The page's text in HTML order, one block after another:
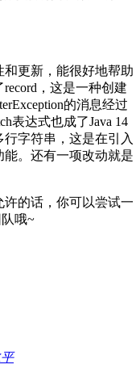
和更新，能很好地帮助
，这是一种创建
的消息经过
表达式也成了Java 14
字符串，这是在引入
。还有一项改动就是
许的话，你可以尝试一
哦~